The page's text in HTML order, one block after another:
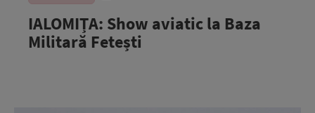
IALOMIȚA: Show aviatic la Baza
Militară Fetești